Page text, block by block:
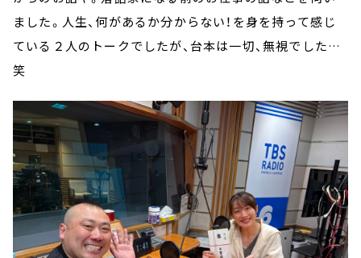
ました。人生、何があるか分からない！を身を持って感じ
ている２人のトークでしたが、台本は一切、無視でした…
笑